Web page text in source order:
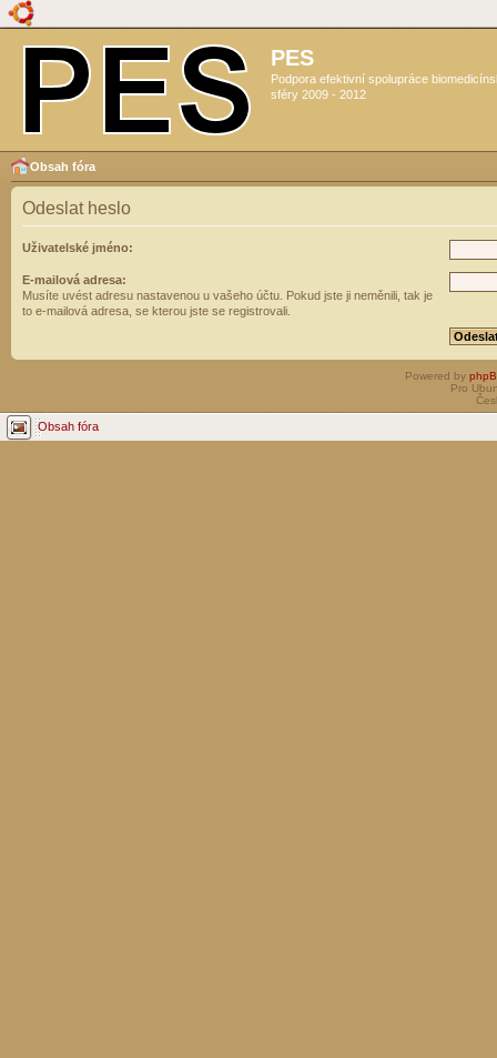
PES
Podpora efektivní spolupráce
sféry 2009 - 2012
Obsah fóra
Odeslat heslo
Uživatelské jméno:
E-mailová adresa:
Musíte uvést adresu nastavenou u vašeho účtu. Pokud jste ji neměnili, tak je
to e-mailová adresa, se kterou jste se registrovali.
Powered by
Pro
Obsah fóra